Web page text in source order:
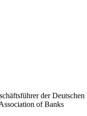
der
of Banks